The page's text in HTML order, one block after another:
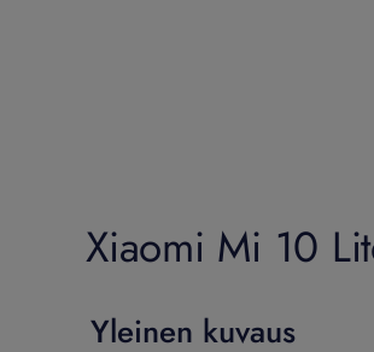
Xiaomi Mi 10
Yleinen kuvaus